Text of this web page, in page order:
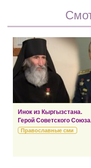
Инок из Кыргызстана.
Герой Советского
Православные сми